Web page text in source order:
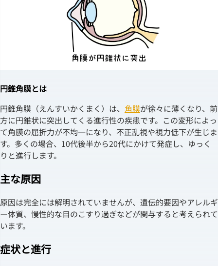
円錐角膜とは
円錐角膜（えんすいかくまく）は、 角膜が徐々に薄くなり、前
方に円錐状に突出してくる進行性の疾患です。この変形によっ
て角膜の屈折力が不均一になり、不正乱視や視力低下が生じま
す。多くの場合、10代後半から20代にかけて発症し、ゆっく
りと進行します。
主な原因
原因は完全には解明されていませんが、遺伝的要因やアレルギ
ー体質、慢性的な目のこすり過ぎなどが関与すると考えられて
います。
症状と進行